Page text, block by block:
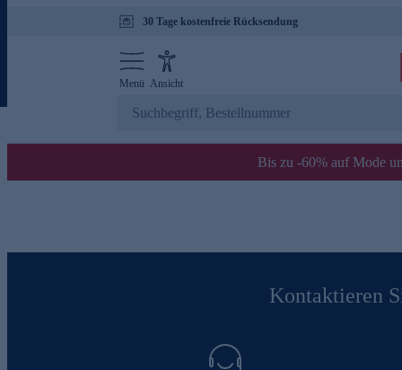
30 Tage kostenfreie Rücksendung
Menü Ansicht
Bis zu -60% auf Mode
Kontaktieren